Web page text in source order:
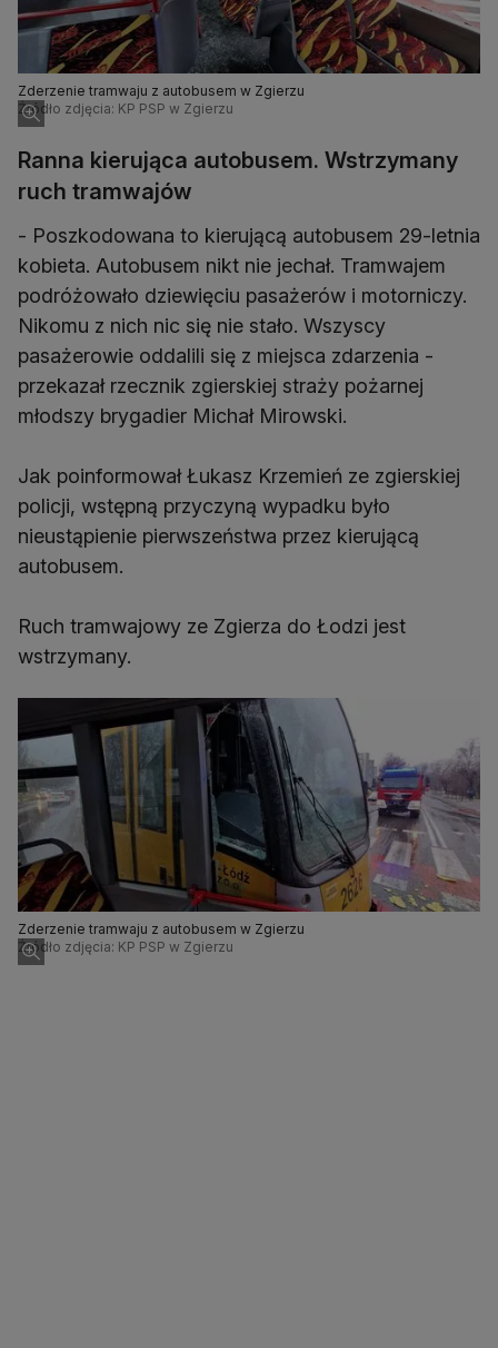
Zderzenie tramwaju z autobusem w Zgierzu
Źródło zdjęcia: KP PSP w Zgierzu
Ranna kierująca autobusem. Wstrzymany
ruch tramwajów
- Poszkodowana to kierującą autobusem 29-letnia
kobieta. Autobusem nikt nie jechał. Tramwajem
podróżowało dziewięciu pasażerów i motorniczy.
Nikomu z nich nic się nie stało. Wszyscy
pasażerowie oddalili się z miejsca zdarzenia -
przekazał rzecznik zgierskiej straży pożarnej
młodszy brygadier Michał Mirowski.
Jak poinformował Łukasz Krzemień ze zgierskiej
policji, wstępną przyczyną wypadku było
nieustąpienie pierwszeństwa przez kierującą
autobusem.
Ruch tramwajowy ze Zgierza do Łodzi jest
wstrzymany.
Zderzenie tramwaju z autobusem w Zgierzu
Źródło zdjęcia: KP PSP w Zgierzu